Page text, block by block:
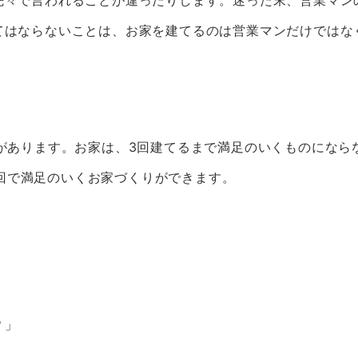
ならないことは、お家を建てるのは営業マンだけでは
ります。お家は、3回建てるまで満足のいくものにな
満足のいくお家づくりができます。